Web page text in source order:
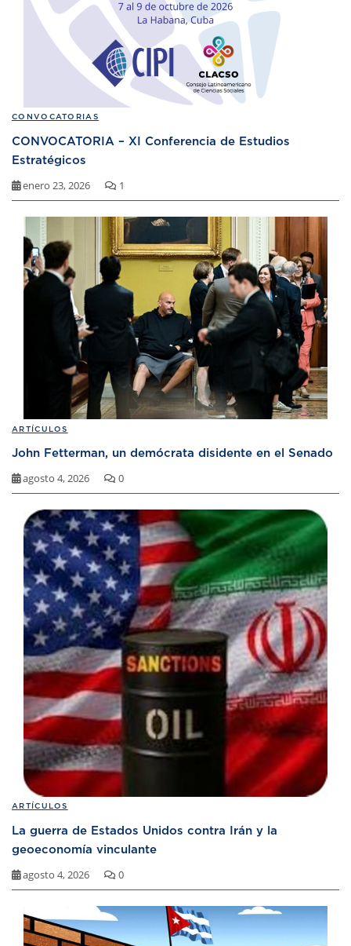
CONVOCATORIAS
CONVOCATORIA – XI Conferencia de Estudios
Estratégicos
enero 23, 2026 1
ARTÍCULOS
John Fetterman, un demócrata disidente en el Senado
agosto 4, 2026 0
ARTÍCULOS
La guerra de Estados Unidos contra Irán y la
geoeconomía vinculante
agosto 4, 2026 0